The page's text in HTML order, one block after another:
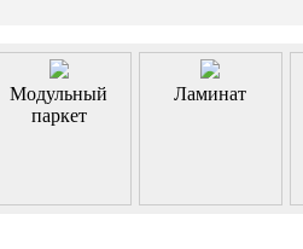
Модульный
паркет
Ламинат